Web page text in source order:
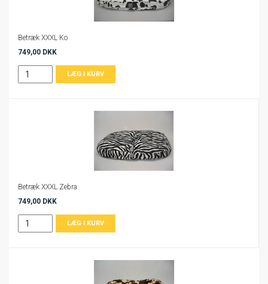
Betræk XXXL Ko
749,00 DKK
Betræk XXXL Zebra
749,00 DKK